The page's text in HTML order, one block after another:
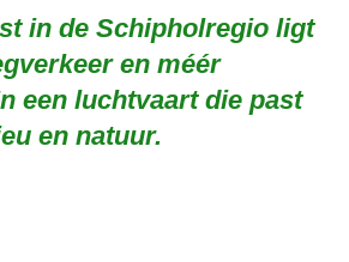
in de Schipholregio ligt
en méér
een luchtvaart die past
en natuur.